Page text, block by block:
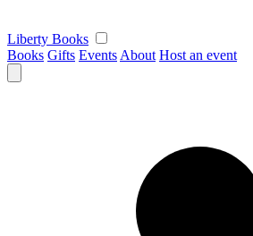
Liberty Books
Books Gifts Events About Host an event